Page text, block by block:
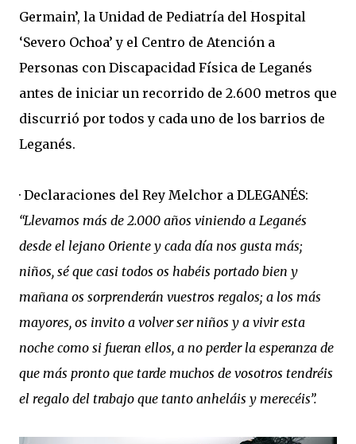
Germain’, la Unidad de Pediatría del Hospital
‘Severo Ochoa’ y el Centro de Atención a
Personas con Discapacidad Física de Leganés
antes de iniciar un recorrido de 2.600 metros que
discurrió por todos y cada uno de los barrios de
Leganés.
· Declaraciones del Rey Melchor a DLEGANÉS:
“Llevamos más de 2.000 años viniendo a Leganés
desde el lejano Oriente y cada día nos gusta más;
niños, sé que casi todos os habéis portado bien y
mañana os sorprenderán vuestros regalos; a los más
mayores, os invito a volver ser niños y a vivir esta
noche como si fueran ellos, a no perder la esperanza de
que más pronto que tarde muchos de vosotros tendréis
el regalo del trabajo que tanto anheláis y merecéis”.